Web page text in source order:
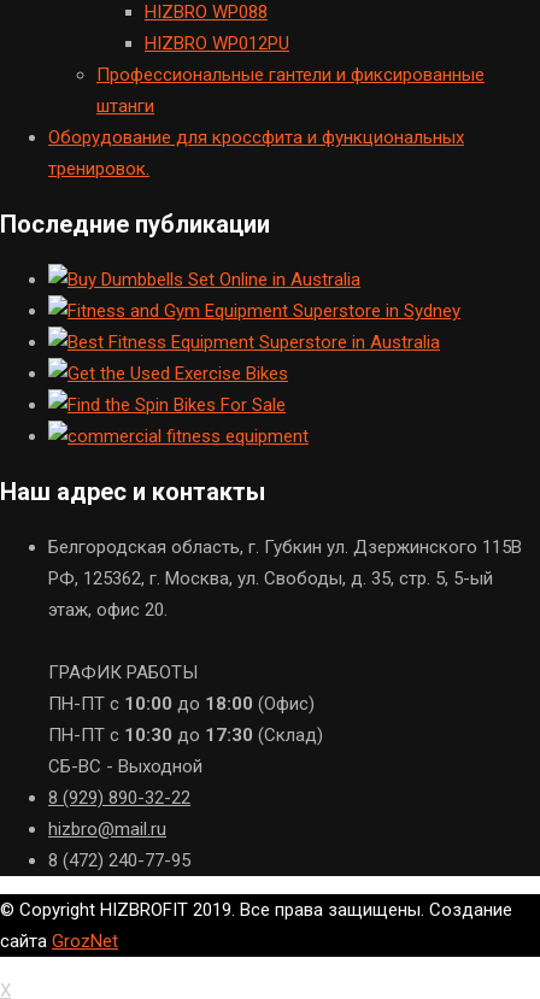
HIZBRO WP088
HIZBRO WP012PU
Профессиональные гантели и фиксированные
штанги
Оборудование для кроссфита и функциональных
тренировок.
Последние публикации
Наш адрес и контакты
Белгородская область, г. Губкин ул. Дзержинского 115В
РФ, 125362, г. Москва, ул. Свободы, д. 35, стр. 5, 5-ый
этаж, офис 20.
ГРАФИК РАБОТЫ
ПН-ПТ с 10:00 до 18:00 (Офис)
ПН-ПТ с 10:30 до 17:30 (Склад)
СБ-ВС - Выходной
8 (929) 890-32-22
hizbro@mail.ru
8 (472) 240-77-95
© Copyright HIZBROFIT 2019. Все права защищены. Создание
сайта GrozNet
X